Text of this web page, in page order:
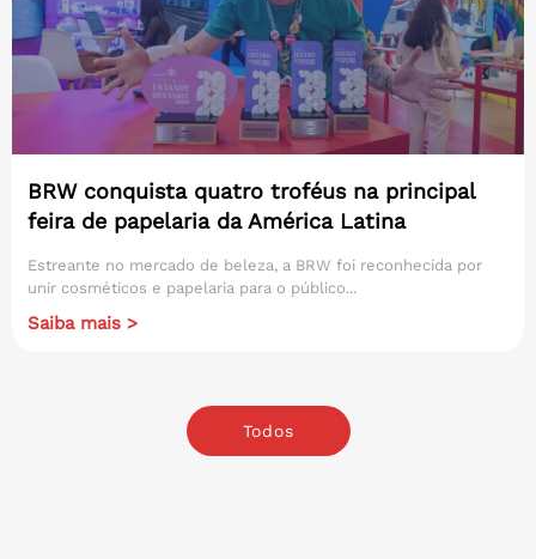
BRW conquista quatro troféus na principal
feira de papelaria da América Latina
Estreante no mercado de beleza, a BRW foi reconhecida por
unir cosméticos e papelaria para o público...
Saiba mais >
Todos